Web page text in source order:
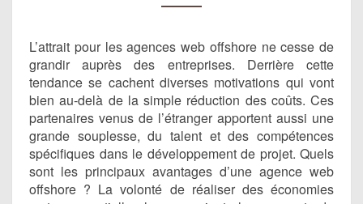
L’attrait pour les agences web offshore ne cesse de
grandir auprès des entreprises. Derrière cette
tendance se cachent diverses motivations qui vont
bien au-delà de la simple réduction des coûts. Ces
partenaires venus de l’étranger apportent aussi une
grande souplesse, du talent et des compétences
spécifiques dans le développement de projet. Quels
sont les principaux avantages d’une agence web
offshore ? La volonté de réaliser des économies